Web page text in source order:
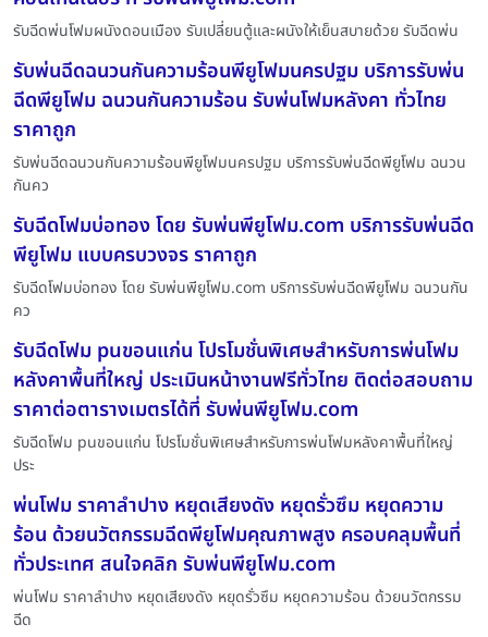
รับฉีดพ่นโฟมผนังดอนเมือง รับเปลี่ยนตู้และผนังให้เย็นสบายด้วย รับฉีดพ่น
รับพ่นฉีดฉนวนกันความร้อนพียูโฟมนครปฐม บริการรับพ่น
ฉีดพียูโฟม ฉนวนกันความร้อน รับพ่นโฟมหลังคา ทั่วไทย
ราคาถูก
รับพ่นฉีดฉนวนกันความร้อนพียูโฟมนครปฐม บริการรับพ่นฉีดพียูโฟม ฉนวน
กันคว
รับฉีดโฟมบ่อทอง โดย รับพ่นพียูโฟม.com บริการรับพ่นฉีด
พียูโฟม แบบครบวงจร ราคาถูก
รับฉีดโฟมบ่อทอง โดย รับพ่นพียูโฟม.com บริการรับพ่นฉีดพียูโฟม ฉนวนกัน
คว
รับฉีดโฟม puขอนแก่น โปรโมชั่นพิเศษสำหรับการพ่นโฟม
หลังคาพื้นที่ใหญ่ ประเมินหน้างานฟรีทั่วไทย ติดต่อสอบถาม
ราคาต่อตารางเมตรได้ที่ รับพ่นพียูโฟม.com
รับฉีดโฟม puขอนแก่น โปรโมชั่นพิเศษสำหรับการพ่นโฟมหลังคาพื้นที่ใหญ่
ประ
พ่นโฟม ราคาลำปาง หยุดเสียงดัง หยุดรั่วซึม หยุดความ
ร้อน ด้วยนวัตกรรมฉีดพียูโฟมคุณภาพสูง ครอบคลุมพื้นที่
ทั่วประเทศ สนใจคลิก รับพ่นพียูโฟม.com
พ่นโฟม ราคาลำปาง หยุดเสียงดัง หยุดรั่วซึม หยุดความร้อน ด้วยนวัตกรรม
ฉีด